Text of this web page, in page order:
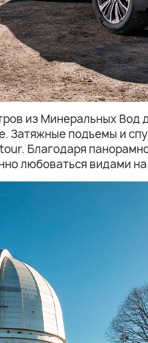
из Минеральных Вод
Затяжные подъемы и
Благодаря
любоваться видами